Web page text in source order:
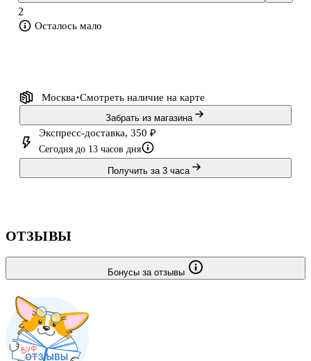
скрепление очень долговечно, поэтому изделие верно прослужит
весь год. Окрашенный в ц
2
Осталось мало
Москва Смотреть наличие на карте
Забрать из магазина
Экспресс-доставка, 350 ₽
Сегодня до 13 часов дня
Получить за 3 часа
ОТЗЫВЫ
Бонусы за отзывы